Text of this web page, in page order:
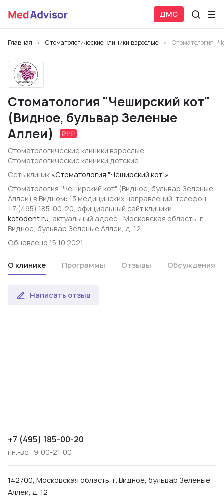
ДМС
Главная Стоматологические клиники взрослые Стоматология
Стоматология "Чеширский кот"
(Видное, бульвар Зеленые
Аллеи)
Стоматологические клиники взрослые,
Стоматологические клиники детские
Сеть клиник «Стоматология "Чеширский кот"»
Стоматология "Чеширский кот" (Видное, бульвар Зеленые
Аллеи) в Видном: 13 медицинских направлений, телефон
+7 (495) 185-00-20, официальный сайт клиники
kotodent.ru, актуальный адрес - Московская область, г.
Видное, бульвар Зеленые Аллеи, д. 12
Обновлено 15.10.2021
О клинике Программы Отзывы Обсуждения
Написать отзыв
+7 (495) 185-00-20
пн.-вс.: 9:00-21:00
142700, Московская область, г. Видное, бульвар Зеленые
Аллеи, д. 12